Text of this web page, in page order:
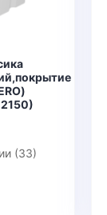
(33)